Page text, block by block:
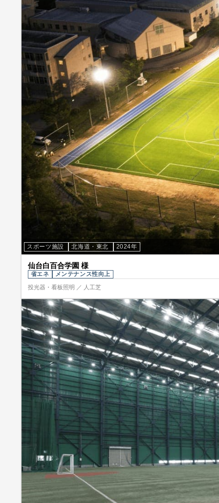
スポーツ施設 北海道・東北 2024年
仙台白百合学園 様
省エネ
メンテナンス性向上
投光器・看板照明 ／ 人工芝